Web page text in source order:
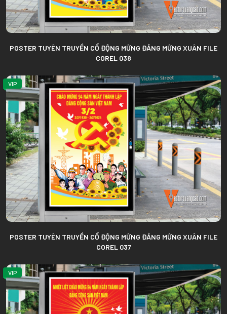
POSTER TUYÊN TRUYỀN CỔ ĐỘNG MỪNG ĐẢNG MỪNG XUÂN FILE
COREL 038
VIP
POSTER TUYÊN TRUYỀN CỔ ĐỘNG MỪNG ĐẢNG MỪNG XUÂN FILE
COREL 037
VIP